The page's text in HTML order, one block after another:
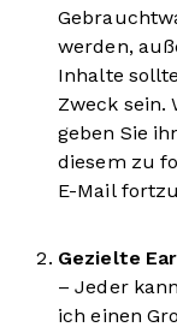
werden,
Inhalte
Zweck sein.
geben Sie
diesem zu
E-Mail
Gezielte
– Jeder
ich einen